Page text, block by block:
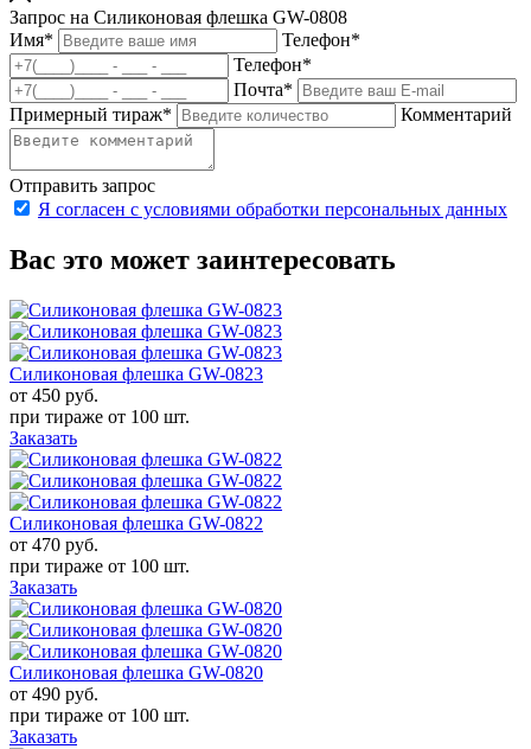
Запрос на Силиконовая флешка GW-0808
Имя* Телефон*
Телефон*
Почта*
Примерный тираж* Комментарий
Отправить запрос
Я согласен с условиями обработки персональных данных
Вас это может заинтересовать
Силиконовая флешка GW-0823
от 450 руб.
при тираже от 100 шт.
Заказать
Силиконовая флешка GW-0822
от 470 руб.
при тираже от 100 шт.
Заказать
Силиконовая флешка GW-0820
от 490 руб.
при тираже от 100 шт.
Заказать